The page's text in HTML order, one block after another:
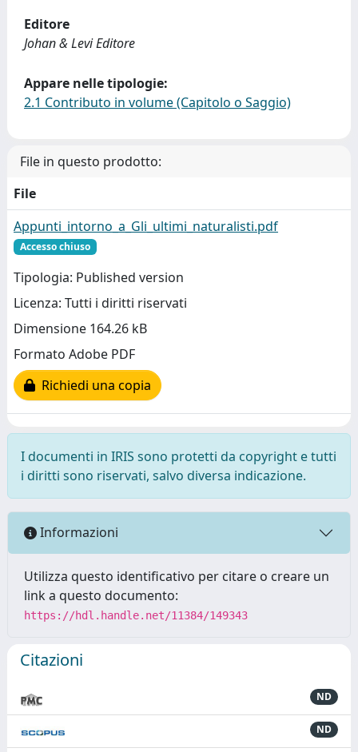
Editore
Johan & Levi Editore
Appare nelle tipologie:
2.1 Contributo in volume (Capitolo o Saggio)
File in questo prodotto:
File
Appunti_intorno_a_Gli_ultimi_naturalisti.pdf
Accesso chiuso
Tipologia: Published version
Licenza: Tutti i diritti riservati
Dimensione 164.26 kB
Formato Adobe PDF
Richiedi una copia
I documenti in IRIS sono protetti da copyright e tutti
i diritti sono riservati, salvo diversa indicazione.
Informazioni
Utilizza questo identificativo per citare o creare un
link a questo documento:
https://hdl.handle.net/11384/149343
Citazioni
ND
ND